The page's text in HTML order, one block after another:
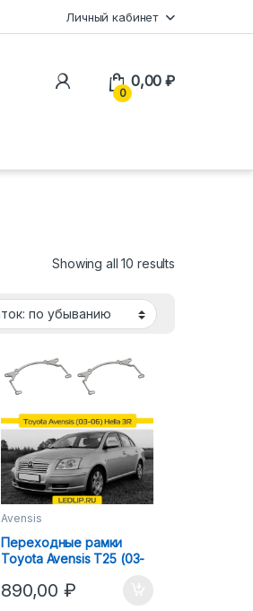
Личный кабинет
0
0,00₽
Showing all 10 results
Avensis
Переходные рамки
Toyota Avensis T25 (03-
890,00 ₽